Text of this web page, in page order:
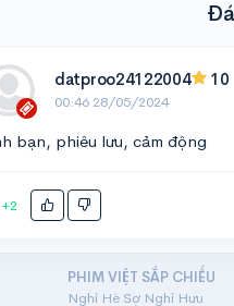
datproo24122004 10
00:46 28/05/2024
bạn, phiêu lưu, cảm động
+2
PHIM VIỆT SẮP CHIẾU
Nghỉ Hè Sợ Nghỉ Hưu